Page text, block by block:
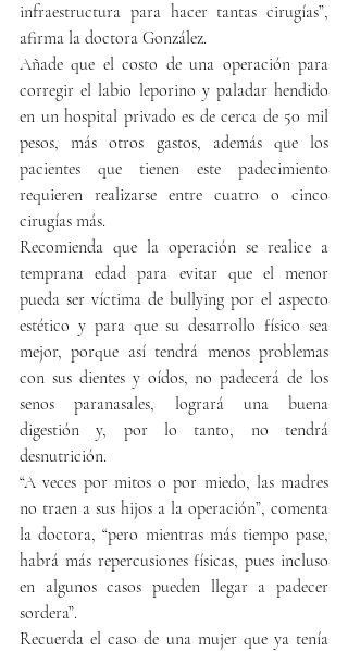
infraestructura para hacer tantas cirugías”,
afirma la doctora González.
Añade que el costo de una operación para
corregir el labio leporino y paladar hendido
en un hospital privado es de cerca de 50 mil
pesos, más otros gastos, además que los
pacientes que tienen este padecimiento
requieren realizarse entre cuatro o cinco
cirugías más.
Recomienda que la operación se realice a
temprana edad para evitar que el menor
pueda ser víctima de bullying por el aspecto
estético y para que su desarrollo físico sea
mejor, porque así tendrá menos problemas
con sus dientes y oídos, no padecerá de los
senos paranasales, logrará una buena
digestión y, por lo tanto, no tendrá
desnutrición.
“A veces por mitos o por miedo, las madres
no traen a sus hijos a la operación”, comenta
la doctora, “pero mientras más tiempo pase,
habrá más repercusiones físicas, pues incluso
en algunos casos pueden llegar a padecer
sordera”.
Recuerda el caso de una mujer que ya tenía